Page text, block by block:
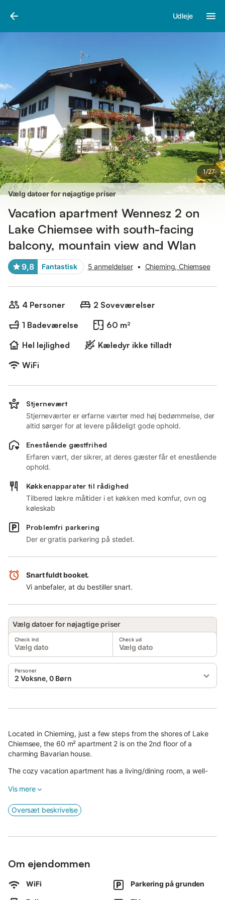
Udleje
1/27
Billeder
Vælg datoer for nøjagtige priser
Vacation apartment Wennesz 2 on
Lake Chiemsee with south-facing
balcony, mountain view and Wlan
9,8 Fantastisk 5 anmeldelser • Chieming, Chiemsee
4 Personer
2 Soveværelser
1 Badeværelse
60 m²
Hel lejlighed
Kæledyr ikke tilladt
WiFi
Stjernevært
Stjerneværter er erfarne værter med høj bedømmelse, der
altid sørger for at levere pålideligt gode ophold.
Enestående gæstfrihed
Erfaren vært, der sikrer, at deres gæster får et enestående
ophold.
Køkkenapparater til rådighed
Tilbered lækre måltider i et køkken med komfur, ovn og
køleskab
Problemfri parkering
Der er gratis parkering på stedet.
Snart fuldt booket.
Vi anbefaler, at du bestiller snart.
Vælg datoer for nøjagtige priser
Check ind
Vælg dato
Check ud
Vælg dato
Personer
2 Voksne, 0 Børn
Located in Chieming, just a few steps from the shores of Lake
Chiemsee, the 60 m² apartment 2 is on the 2nd floor of a
charming Bavarian house.
The cozy vacation apartment has a living/dining room, a well-
a washbasin) and a bathroom and thus offers space for 4
Facilities also include WLAN, satellite TV, a crib and a high chair.
From the living room you have access to a south-facing balcony
restaurant is 300 m away.
If you are looking for a Bavarian beer garden with a view of the
lake, you will find it just 550 m away.
Vis mere
Oversæt beskrivelse
Om ejendommen
WiFi Parkering på grunden